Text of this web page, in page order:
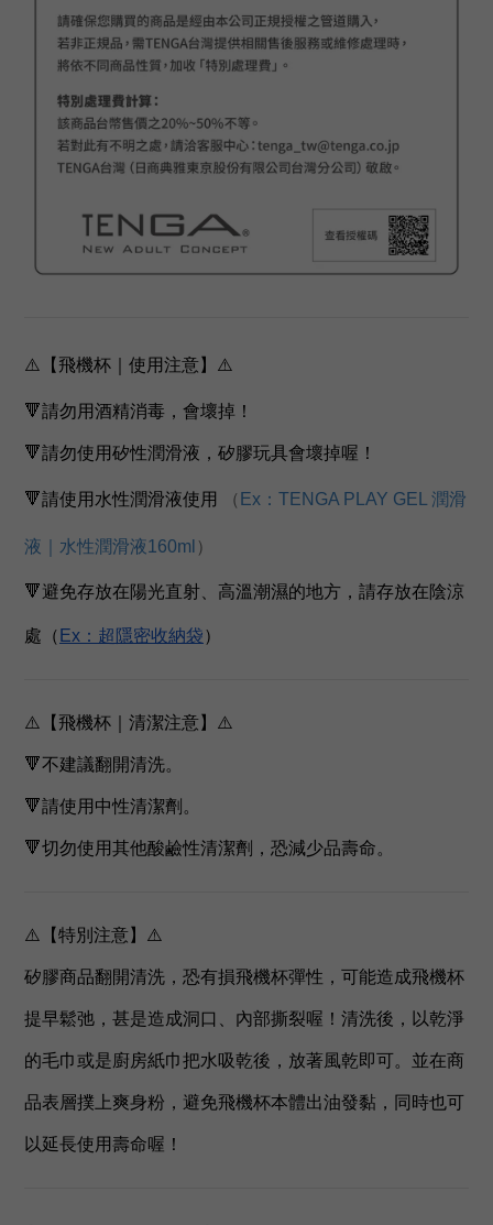
⚠️【飛機杯｜使用注意】⚠️
🔻請勿用酒精消毒，會壞掉！
🔻請勿使用矽性潤滑液，矽膠玩具會壞掉喔！
🔻請使用水性潤滑液使用 （ Ex：TENGA PLAY GEL 潤滑
液｜水性潤滑液160ml ）
🔻避免存放在陽光直射、高溫潮濕的地方，請存放在陰涼
處（ Ex：超隱密收納袋）
⚠️【飛機杯｜清潔注意】⚠️
🔻不建議翻開清洗。
🔻請使用中性清潔劑。
🔻切勿使用其他酸鹼性清潔劑，恐減少品壽命。
⚠️【特別注意】⚠️
矽膠商品翻開清洗，恐有損飛機杯彈性，可能造成飛機杯
提早鬆弛，甚是造成洞口、內部撕裂喔！清洗後，以乾淨
的毛巾或是廚房紙巾把水吸乾後，放著風乾即可。並在商
品表層撲上爽身粉，避免飛機杯本體出油發黏，同時也可
以延長使用壽命喔！